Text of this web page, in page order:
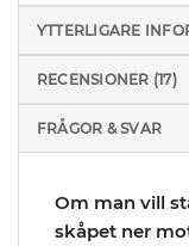
YTTERLIGARE
RECENSIONER (17)
FRÅGOR & SVAR
Om man vill
skåpet ner